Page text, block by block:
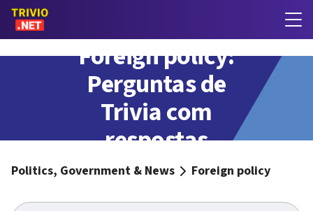
Foreign policy:
Perguntas de
Trivia com
respostas
Politics, Government & News Foreign policy